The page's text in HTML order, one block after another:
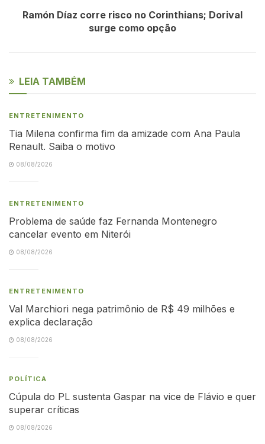
Ramón Díaz corre risco no Corinthians; Dorival
surge como opção
LEIA TAMBÉM
ENTRETENIMENTO
Tia Milena confirma fim da amizade com Ana Paula
Renault. Saiba o motivo
08/08/2026
ENTRETENIMENTO
Problema de saúde faz Fernanda Montenegro
cancelar evento em Niterói
08/08/2026
ENTRETENIMENTO
Val Marchiori nega patrimônio de R$ 49 milhões e
explica declaração
08/08/2026
POLÍTICA
Cúpula do PL sustenta Gaspar na vice de Flávio e quer
superar críticas
08/08/2026